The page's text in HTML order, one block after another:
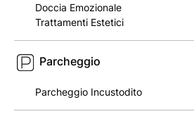
Doccia Emozionale
Trattamenti Estetici
Parcheggio
Parcheggio Incustodito